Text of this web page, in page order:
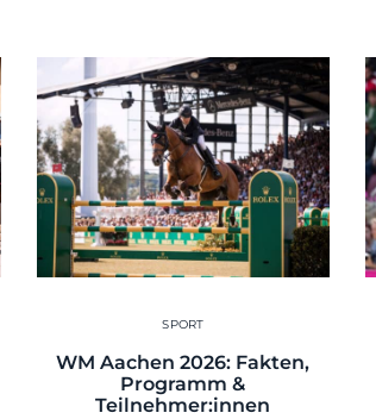
SPORT
WM Aachen 2026: Fakten,
Programm &
Teilnehmer:innen